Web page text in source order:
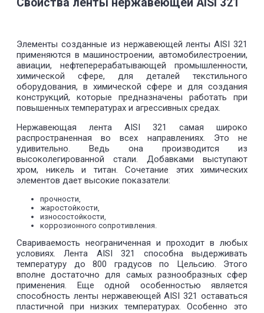
Элементы созданные из нержавеющей ленты AISI 321
применяются в машиностроении, автомобилестроении,
авиации, нефтеперерабатывающей промышленности,
химической сфере, для деталей текстильного
оборудования, в химической сфере и для создания
конструкций, которые предназначены работать при
повышенных температурах и агрессивных средах.
Нержавеющая лента AISI 321 самая широко
распространенная во всех направлениях. Это не
удивительно. Ведь она производится из
высоколегированной стали. Добавками выступают
хром, никель и титан. Сочетание этих химических
элементов дает высокие показатели:
прочности,
жаростойкости,
износостойкости,
коррозионного сопротивления.
Свариваемость неограниченная и проходит в любых
условиях. Лента AISI 321 способна выдерживать
температуру до 800 градусов по Цельсию. Этого
вполне достаточно для самых разнообразных сфер
применения. Еще одной особенностью является
способность ленты нержавеющей AISI 321 оставаться
пластичной при низких температурах. Особенно это